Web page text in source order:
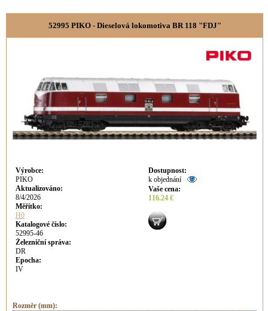
52995 PIKO - Dieselová lokomotiva BR 118 "FDJ"
Výrobce:
PIKO
Aktualizováno:
8/4/2026
Měřítko:
H0
Katalogové číslo:
52995-46
Železniční správa:
DR
Epocha:
IV
Dostupnost:
k objednání
Vaše cena:
116.24 €
Rozměr (mm):